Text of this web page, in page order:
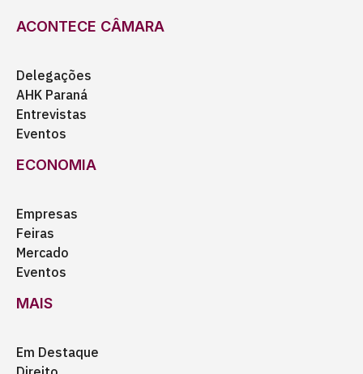
ACONTECE CÂMARA
Delegações
AHK Paraná
Entrevistas
Eventos
ECONOMIA
Empresas
Feiras
Mercado
Eventos
MAIS
Em Destaque